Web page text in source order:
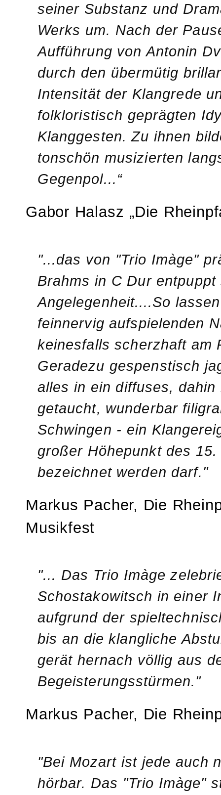
seiner Substanz und
Werks um. Nach der
Aufführung von Antonin
durch den übermütig
Intensität der Klangrede
folkloristisch geprägten
Klanggesten. Zu ihnen
tonschön musizierten
Gegenpol...“
Gabor Halasz „Die
"...das von "Trio Imàge"
Brahms in C Dur
Angelegenheit....So
feinnervig aufspielenden
keinesfalls scherzhaft am
Geradezu gespenstisch
alles in ein diffuses,
getaucht, wunderbar
Schwingen - ein
großer Höhepunkt des
bezeichnet werden darf."
Markus Pacher, Die
Musikfest
"... Das Trio Imàge
Schostakowitsch in einer
aufgrund der
bis an die klangliche
gerät hernach völlig aus
Begeisterungsstürmen."
Markus Pacher, Die
"Bei Mozart ist jede auch
hörbar. Das "Trio Imàge"